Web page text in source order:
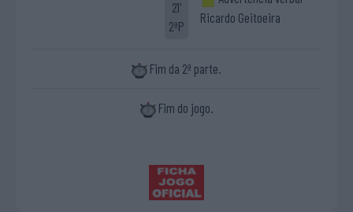
21'
2ªP
Ricardo Geitoeira
Fim da 2ª parte.
Fim do jogo.